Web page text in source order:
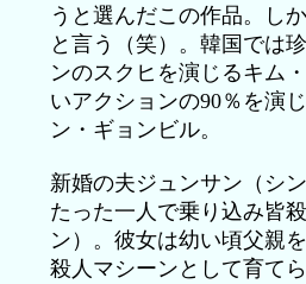
うと選んだこの作品。し
と言う（笑）。韓国では
ンのスクヒを演じるキム
いアクションの90％を演
ン・ギョンビル。
新婚の夫ジュンサン（シ
たった一人で乗り込み皆
ン）。彼女は幼い頃父親
殺人マシーンとして育て